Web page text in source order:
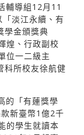
輔導組12月11
淡江永續、有
學金頒獎典
煌、行政副校
位一二級主
科所校友徐航健
的「有蓮獎學
新臺幣1億2千
的學生就讀本